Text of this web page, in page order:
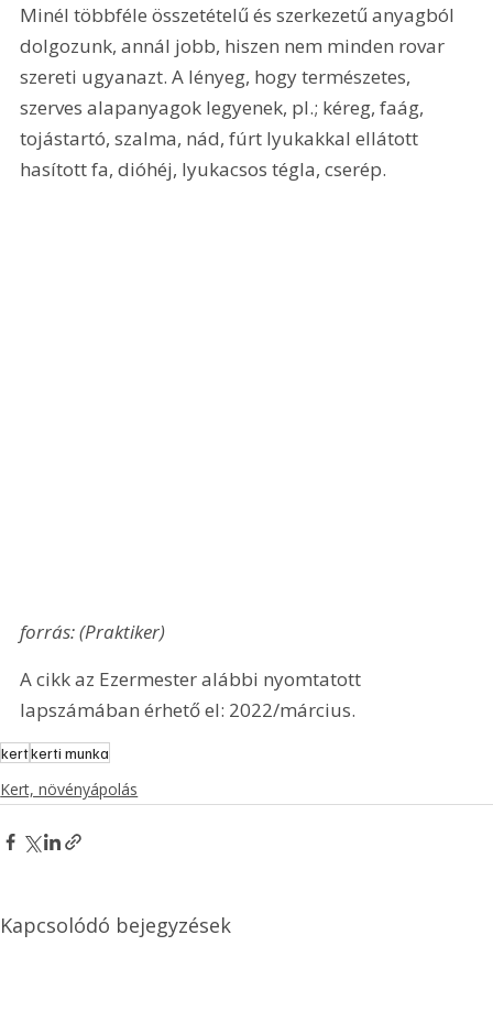
Minél többféle összetételű és szerkezetű anyagból
dolgozunk, annál jobb, hiszen nem minden rovar
szereti ugyanazt. A lényeg, hogy természetes,
szerves alapanyagok legyenek, pl.; kéreg, faág,
tojástartó, szalma, nád, fúrt lyukakkal ellátott
hasított fa, dióhéj, lyukacsos tégla, cserép.
forrás: (Praktiker)
A cikk az Ezermester alábbi nyomtatott
lapszámában érhető el: 2022/március.
kertkerti munka
Kert, növényápolás
Kapcsolódó bejegyzések